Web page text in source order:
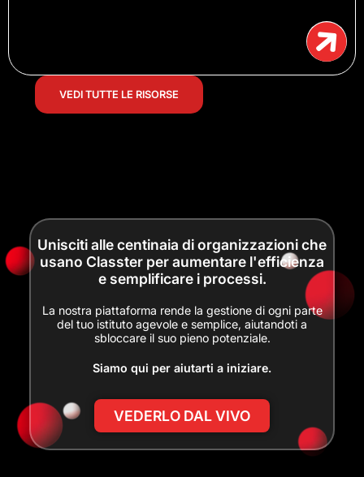
VEDI TUTTE LE RISORSE
Unisciti alle centinaia di organizzazioni che
usano Classter per aumentare l'efficienza
e semplificare i processi.
La nostra piattaforma rende la gestione di ogni parte
del tuo istituto agevole e semplice, aiutandoti a
sbloccare il suo pieno potenziale.
Siamo qui per aiutarti a iniziare.
VEDERLO DAL VIVO